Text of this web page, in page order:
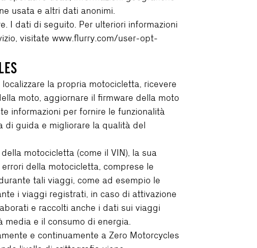
usata e altri dati anonimi.
I dati di seguito. Per ulteriori informazioni
visitate www.flurry.com/user-opt-
la propria motocicletta, ricevere
moto, aggiornare il firmware della moto
informazioni per fornire le funzionalità
di guida e migliorare la qualità del
motocicletta (come il VIN), la sua
della motocicletta, comprese le
tali viaggi, come ad esempio le
i viaggi registrati, in caso di attivazione
e raccolti anche i dati sui viaggi
media e il consumo di energia.
e continuamente a Zero Motorcycles